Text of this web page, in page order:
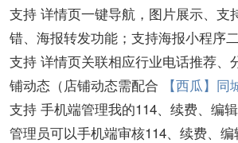
支持 详情页一键导航，图片展示、支
错、海报转发功能；支持海报小程序
支持 详情页关联相应行业电话推荐、
铺动态（店铺动态需配合
【西瓜】同
支持 手机端管理我的114、续费、编
管理员可以手机端审核114、续费、